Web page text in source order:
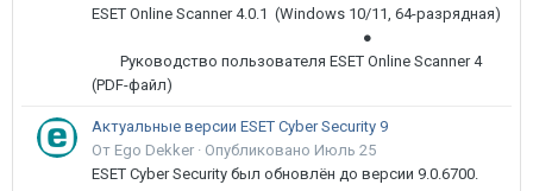
ESET Online Scanner 4.0.1 (Windows 10/11, 64-разрядная)
●
Руководство пользователя ESET Online Scanner 4
(PDF-файл)
Актуальные версии ESET Cyber Security 9
От Ego Dekker · Опубликовано Июль 25
ESET Cyber Security был обновлён до версии 9.0.6700.